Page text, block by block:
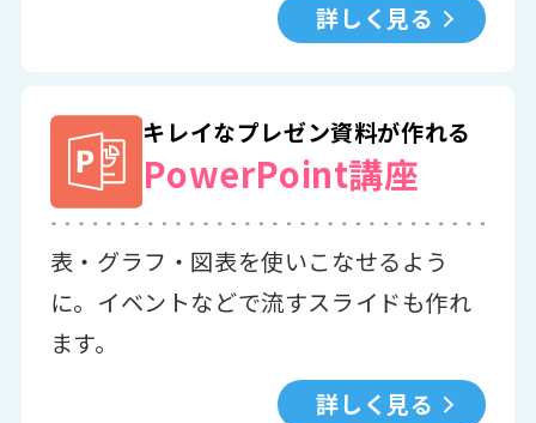
詳しく見る
キレイなプレゼン資料が作れる
PowerPoint講座
表・グラフ・図表を使いこなせるよう
に。イベントなどで流すスライドも作れ
ます。
詳しく見る